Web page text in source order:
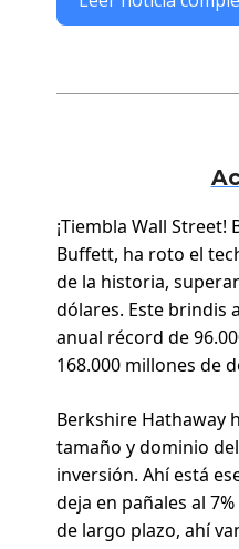
¡Tiembla Wall
Buffett, ha roto el
de la historia,
dólares. Este brindis
anual récord de
168.000 millones de
Berkshire Hathaway
tamaño y dominio
inversión. Ahí está
deja en pañales al
de largo plazo, ahí